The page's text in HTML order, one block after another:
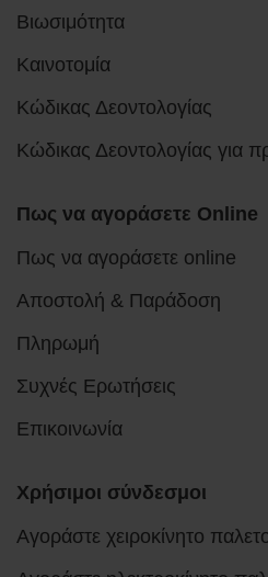
Βιωσιμότητα
Καινοτομία
Κώδικας Δεοντολογίας
Κώδικας Δεοντολογίας για
Πως να αγοράσετε Online
Πως να αγοράσετε online
Αποστολή & Παράδοση
Πληρωμή
Συχνές Ερωτήσεις
Επικοινωνία
Χρήσιμοι σύνδεσμοι
Αγοράστε χειροκίνητο